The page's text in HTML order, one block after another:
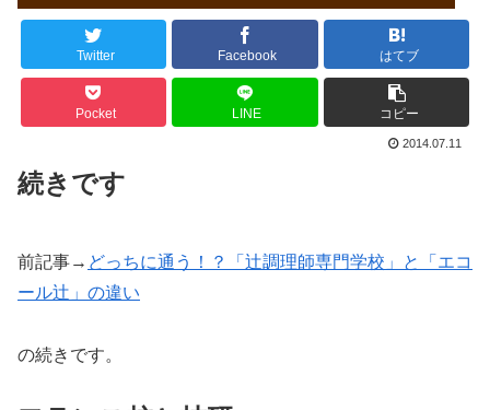
Twitter Facebook はてブ
Pocket LINE コピー
2014.07.11
続きです
前記事→ どっちに通う！？「辻調理師専門学校」と「エコ
ール辻」の違い
の続きです。